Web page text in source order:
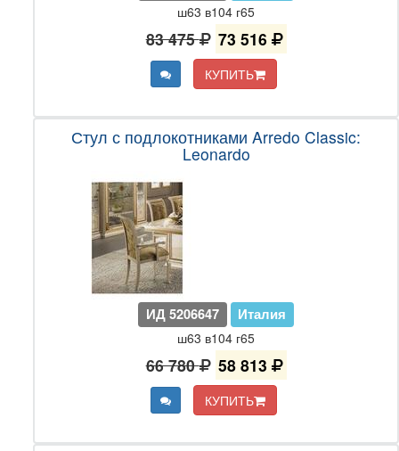
ш63 в104 г65
83 475 73 516
КУПИТЬ
Стул с подлокотниками Arredo Classic:
Leonardo
ИД 5206647 Италия
ш63 в104 г65
66 780 58 813
КУПИТЬ